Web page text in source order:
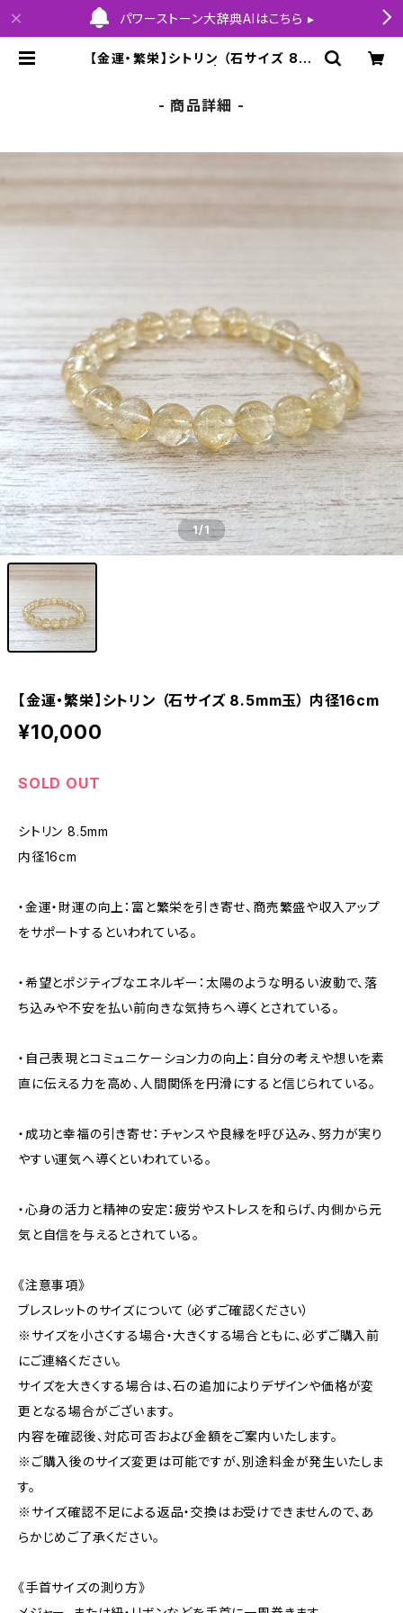
パワーストーン大辞典AIはこちら ▸
【金運・繁栄】シトリン （石サイズ 8.5
- 商品詳細 -
1/1
【金運・繁栄】シトリン （石サイズ 8.5mm玉） 内径16cm
¥10,000
SOLD OUT
シトリン 8.5mm
内径16cm
・金運・財運の向上：富と繁栄を引き寄せ、商売繁盛や収入アップ
をサポートするといわれている。
・希望とポジティブなエネルギー：太陽のような明るい波動で、落
ち込みや不安を払い前向きな気持ちへ導くとされている。
・自己表現とコミュニケーション力の向上：自分の考えや想いを素
直に伝える力を高め、人間関係を円滑にすると信じられている。
・成功と幸福の引き寄せ：チャンスや良縁を呼び込み、努力が実り
やすい運気へ導くといわれている。
・心身の活力と精神の安定：疲労やストレスを和らげ、内側から元
気と自信を与えるとされている。
《注意事項》
ブレスレットのサイズについて（必ずご確認ください）
※サイズを小さくする場合・大きくする場合ともに、必ずご購入前
にご連絡ください。
サイズを大きくする場合は、石の追加によりデザインや価格が変
更となる場合がございます。
内容を確認後、対応可否および金額をご案内いたします。
※ご購入後のサイズ変更は可能ですが、別途料金が発生いたしま
す。
※サイズ確認不足による返品・交換はお受けできませんので、あ
らかじめご了承ください。
《手首サイズの測り方》